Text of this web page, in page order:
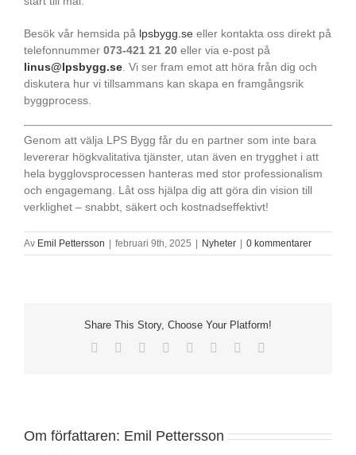
Besök vår hemsida på lpsbygg.se eller kontakta oss direkt på
telefonnummer 073-421 21 20 eller via e-post på
linus@lpsbygg.se . Vi ser fram emot att höra från dig och
diskutera hur vi tillsammans kan skapa en framgångsrik
byggprocess.
Genom att välja LPS Bygg får du en partner som inte bara
levererar högkvalitativa tjänster, utan även en trygghet i att
hela bygglovsprocessen hanteras med stor professionalism
och engagemang. Låt oss hjälpa dig att göra din vision till
verklighet – snabbt, säkert och kostnadseffektivt!
Av Emil Pettersson | februari 9th, 2025 | Nyheter | 0 kommentarer
Share This Story, Choose Your Platform!
Facebook Reddit LinkedIn
TumblrPinterest
Om författaren: Emil Pettersson